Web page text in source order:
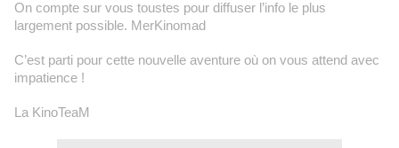
On compte sur vous toustes pour diffuser l’info le plus
largement possible. MerKinomad
C’est parti pour cette nouvelle aventure où on vous attend avec
impatience !
La KinoTeaM